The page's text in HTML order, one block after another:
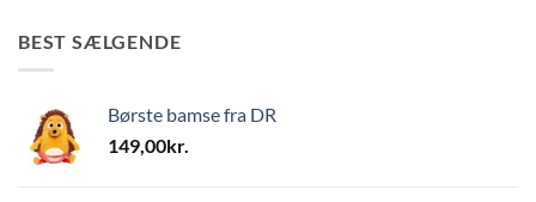
BEST SÆLGENDE
Børste bamse fra DR
149,00kr.